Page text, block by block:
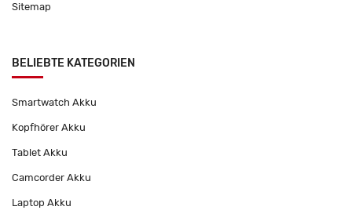
Sitemap
BELIEBTE KATEGORIEN
Smartwatch Akku
Kopfhörer Akku
Tablet Akku
Camcorder Akku
Laptop Akku